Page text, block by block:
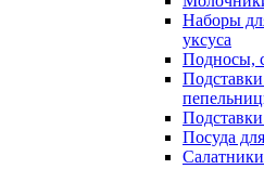
Наборы
уксуса
Подносы,
Посуда
Салатники